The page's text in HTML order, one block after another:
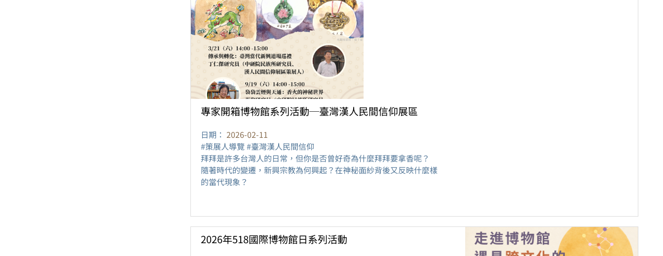
專家開箱博物館系列活動─臺灣漢人民間信仰展區
日期： 2026-02-11
#策展人導覽 #臺灣漢人民間信仰
拜拜是許多台灣人的日常，但你是否曾好奇為什麼拜拜要拿香呢？
隨著時代的變遷，新興宗教為何興起？在神秘面紗背後又反映什麼樣
的當代現象？
2026年518國際博物館日系列活動